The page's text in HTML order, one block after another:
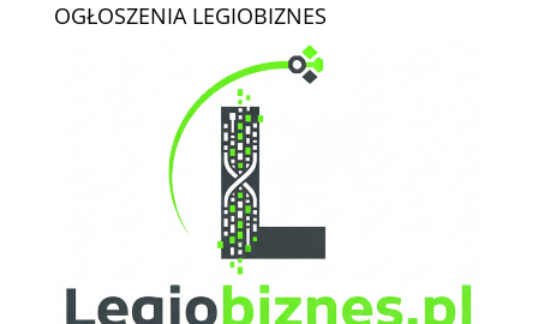
OGŁOSZENIA LEGIOBIZNES